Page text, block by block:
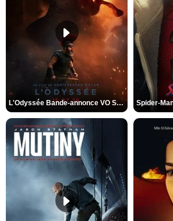
L'Odyssée Bande-annonce VO STFR